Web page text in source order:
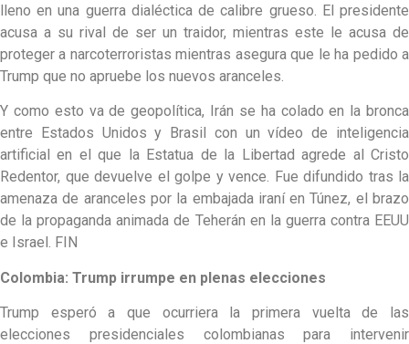
lleno en una guerra dialéctica de calibre grueso. El presidente
acusa a su rival de ser un traidor, mientras este le acusa de
proteger a narcoterroristas mientras asegura que le ha pedido a
Trump que no apruebe los nuevos aranceles.
Y como esto va de geopolítica, Irán se ha colado en la bronca
entre Estados Unidos y Brasil con un vídeo de inteligencia
artificial en el que la Estatua de la Libertad agrede al Cristo
Redentor, que devuelve el golpe y vence. Fue difundido tras la
amenaza de aranceles por la embajada iraní en Túnez, el brazo
de la propaganda animada de Teherán en la guerra contra EEUU
e Israel. FIN
Colombia: Trump irrumpe en plenas elecciones
Trump esperó a que ocurriera la primera vuelta de las
elecciones presidenciales colombianas para intervenir